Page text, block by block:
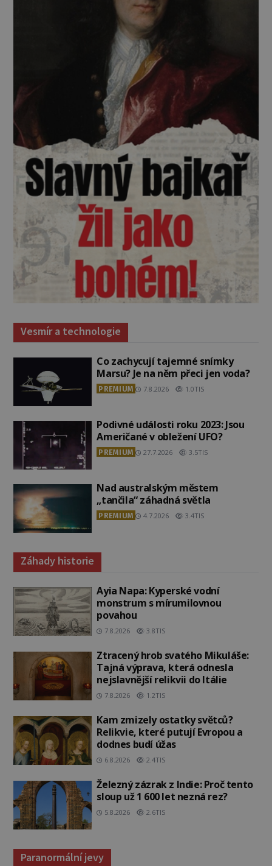
Vesmír a technologie
Co zachycují tajemné snímky
Marsu? Je na něm přeci jen voda?
PREMIUM 7.8.2026 1.0TIS
Podivné události roku 2023: Jsou
Američané v obležení UFO?
PREMIUM 27.7.2026 3.5TIS
Nad australským městem
„tančila“ záhadná světla
PREMIUM 4.7.2026 3.4TIS
Záhady historie
Ayia Napa: Kyperské vodní
monstrum s mírumilovnou
povahou
7.8.2026 3.8TIS
Ztracený hrob svatého Mikuláše:
Tajná výprava, která odnesla
nejslavnější relikvii do Itálie
7.8.2026 1.2TIS
Kam zmizely ostatky světců?
Relikvie, které putují Evropou a
dodnes budí úžas
6.8.2026 2.4TIS
Železný zázrak z Indie: Proč tento
sloup už 1 600 let nezná rez?
5.8.2026 2.6TIS
Paranormální jevy